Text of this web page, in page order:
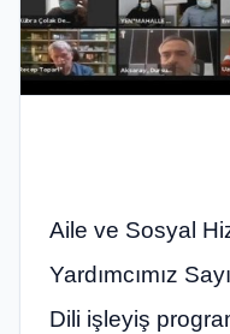
Aile ve Sosyal
Yardımcımız
Dili işleyiş